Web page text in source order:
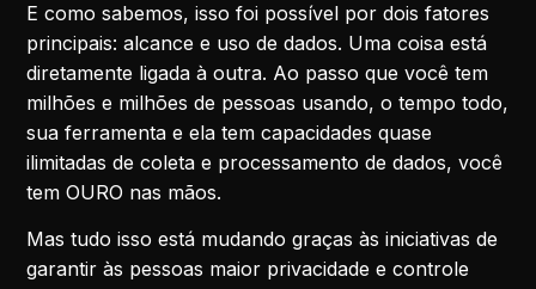
E como sabemos, isso foi possível por dois fatores
principais: alcance e uso de dados. Uma coisa está
diretamente ligada à outra. Ao passo que você tem
milhões e milhões de pessoas usando, o tempo todo,
sua ferramenta e ela tem capacidades quase
ilimitadas de coleta e processamento de dados, você
tem OURO nas mãos.
Mas tudo isso está mudando graças às iniciativas de
garantir às pessoas maior privacidade e controle